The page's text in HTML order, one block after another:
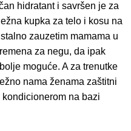
hidratant i savršen je za
kupka za telo i kosu na
zauzetim mamama u
za negu, da ipak
moguće. A za trenutke
nama ženama zaštitni
kondicionerom na bazi